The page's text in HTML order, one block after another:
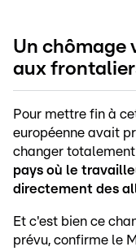
Un chômage
aux
Pour mettre fin à
européenne avait
changer
pays où le
directement des
Et c'est bien ce
prévu, confirme le